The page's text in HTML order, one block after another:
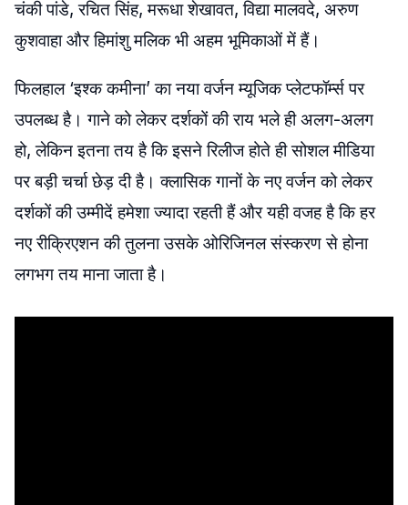
चंकी पांडे, रचित सिंह, मरूधा शेखावत, विद्या मालवदे, अरुण
कुशवाहा और हिमांशु मलिक भी अहम भूमिकाओं में हैं।
फिलहाल ‘इश्क कमीना’ का नया वर्जन म्यूजिक प्लेटफॉर्म्स पर
उपलब्ध है। गाने को लेकर दर्शकों की राय भले ही अलग-अलग
हो, लेकिन इतना तय है कि इसने रिलीज होते ही सोशल मीडिया
पर बड़ी चर्चा छेड़ दी है। क्लासिक गानों के नए वर्जन को लेकर
दर्शकों की उम्मीदें हमेशा ज्यादा रहती हैं और यही वजह है कि हर
नए रीक्रिएशन की तुलना उसके ओरिजिनल संस्करण से होना
लगभग तय माना जाता है।